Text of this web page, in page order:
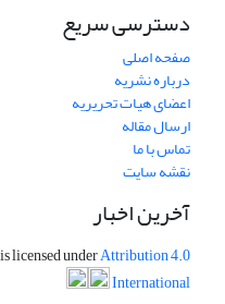
دسترسی سریع
صفحه اصلی
درباره نشریه
اعضای هیات تحریریه
ارسال مقاله
تماس با ما
نقشه سایت
آخرین اخبار
licensed underAttribution 4.0
International